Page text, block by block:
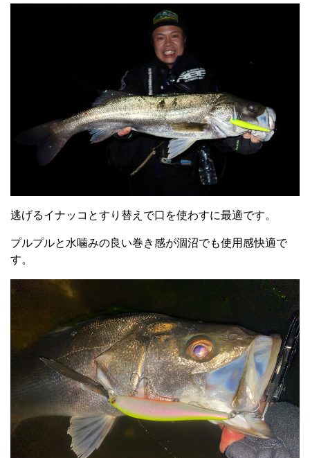
逃げるイナッコとすり替えで口を使わすに最適です。
プルプルと水噛みの良い巻き感が涸沼でも使用感快適で
す。